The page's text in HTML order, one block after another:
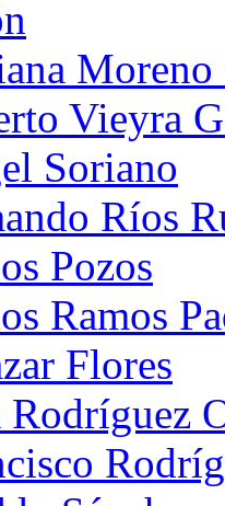
Moreno
Vieyra
Soriano
Ríos
Pozos
Ramos
Flores
Rodríguez